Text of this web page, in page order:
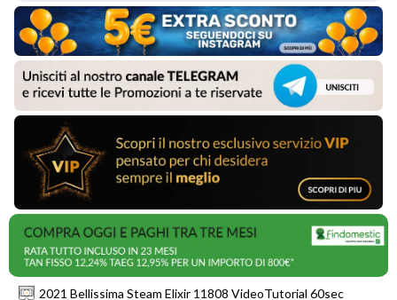
2021 Bellissima Steam Elixir 11808 VideoTutorial 60sec